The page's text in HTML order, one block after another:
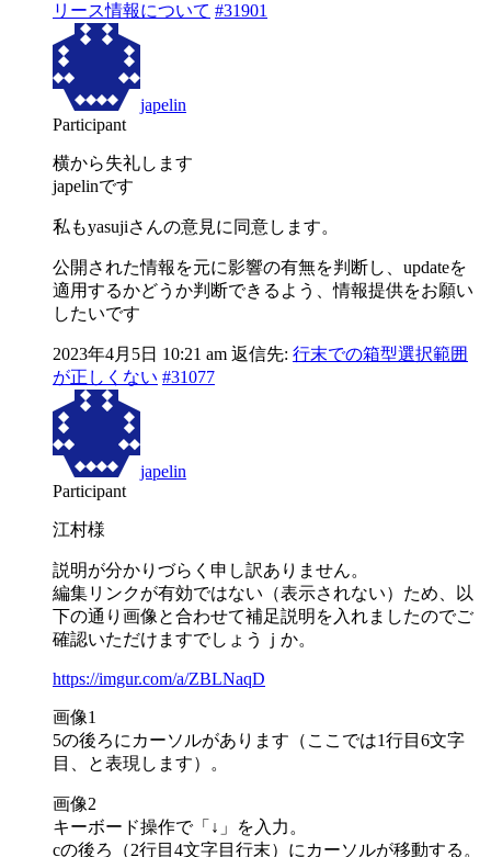
リース情報について #31901
japelin
Participant
横から失礼します
japelinです
私もyasujiさんの意見に同意します。
公開された情報を元に影響の有無を判断し、updateを
適用するかどうか判断できるよう、情報提供をお願い
したいです
2023年4月5日 10:21 am 返信先: 行末での箱型選択範囲
が正しくない #31077
japelin
Participant
江村様
説明が分かりづらく申し訳ありません。
編集リンクが有効ではない（表示されない）ため、以
下の通り画像と合わせて補足説明を入れましたのでご
確認いただけますでしょうｊか。
https://imgur.com/a/ZBLNaqD
画像1
5の後ろにカーソルがあります（ここでは1行目6文字
目、と表現します）。
画像2
キーボード操作で「↓」を入力。
cの後ろ（2行目4文字目行末）にカーソルが移動する。